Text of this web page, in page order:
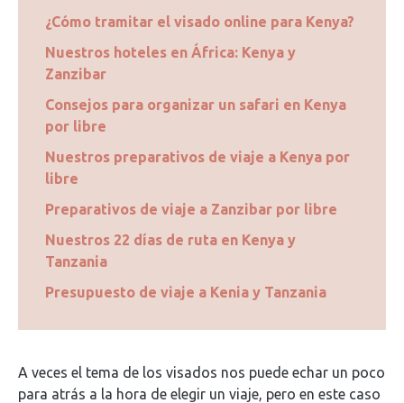
¿Cómo tramitar el visado online para Kenya?
Nuestros hoteles en África: Kenya y
Zanzibar
Consejos para organizar un safari en Kenya
por libre
Nuestros preparativos de viaje a Kenya por
libre
Preparativos de viaje a Zanzibar por libre
Nuestros 22 días de ruta en Kenya y
Tanzania
Presupuesto de viaje a Kenia y Tanzania
A veces el tema de los visados nos puede echar un poco
para atrás a la hora de elegir un viaje, pero en este caso